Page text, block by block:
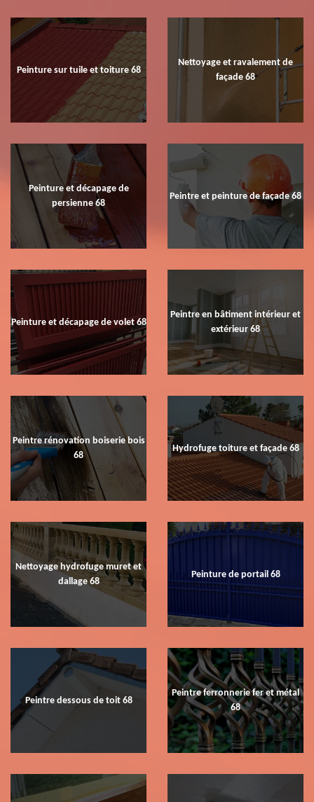
Peinture sur tuile et toiture 68
Nettoyage et ravalement de
façade 68
Peinture et décapage de
persienne 68
Peintre et peinture de façade 68
Peinture et décapage de volet 68
Peintre en bâtiment intérieur et
extérieur 68
Peintre rénovation boiserie bois
68
Hydrofuge toiture et façade 68
Nettoyage hydrofuge muret et
dallage 68
Peinture de portail 68
Peintre dessous de toit 68
Peintre ferronnerie fer et métal
68